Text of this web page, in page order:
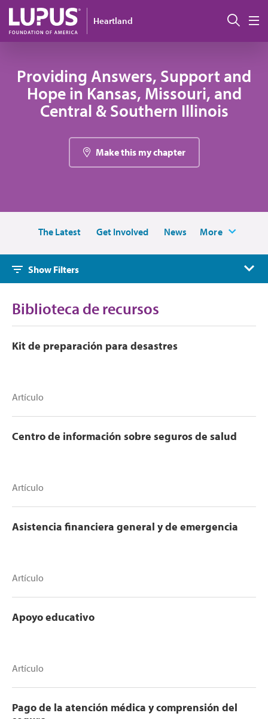
Pasar al contenido principal
Heartland
Providing Answers, Support and
Hope in Kansas, Missouri, and
Central & Southern Illinois
Make this my chapter
The Latest Get Involved News More
Show Filters
Biblioteca de recursos
Kit de preparación para desastres
Artículo
Centro de información sobre seguros de salud
Artículo
Asistencia financiera general y de emergencia
Artículo
Apoyo educativo
Artículo
Pago de la atención médica y comprensión del